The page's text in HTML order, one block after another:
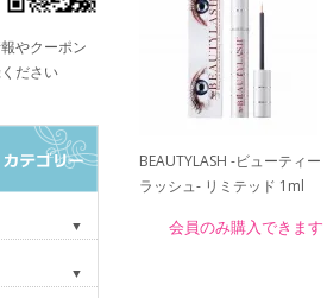
BEAUTYLASH -ビューティー
ラッシュ- リミテッド 1ml
会員のみ購入できます
やクーポン
ださい